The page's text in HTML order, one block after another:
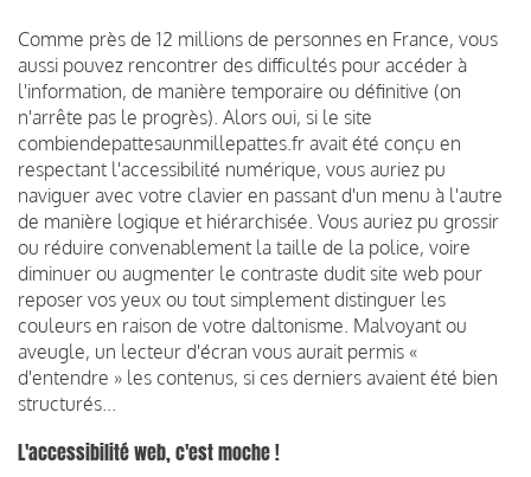
Comme près de 12 millions de personnes en France, vous
aussi pouvez rencontrer des difficultés pour accéder à
l'information, de manière temporaire ou définitive (on
n'arrête pas le progrès). Alors oui, si le site
combiendepattesaunmillepattes.fr avait été conçu en
respectant l'accessibilité numérique, vous auriez pu
naviguer avec votre clavier en passant d'un menu à l'autre
de manière logique et hiérarchisée. Vous auriez pu grossir
ou réduire convenablement la taille de la police, voire
diminuer ou augmenter le contraste dudit site web pour
reposer vos yeux ou tout simplement distinguer les
couleurs en raison de votre daltonisme. Malvoyant ou
aveugle, un lecteur d'écran vous aurait permis «
d'entendre » les contenus, si ces derniers avaient été bien
structurés...
L'accessibilité web, c'est moche !